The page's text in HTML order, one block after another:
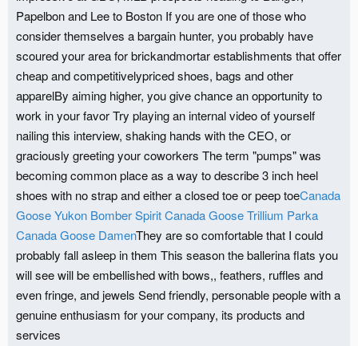
Papelbon and Lee to Boston If you are one of those who
consider themselves a bargain hunter, you probably have
scoured your area for brickandmortar establishments that offer
cheap and competitivelypriced shoes, bags and other
apparelBy aiming higher, you give chance an opportunity to
work in your favor Try playing an internal video of yourself
nailing this interview, shaking hands with the CEO, or
graciously greeting your coworkers The term "pumps" was
becoming common place as a way to describe 3 inch heel
shoes with no strap and either a closed toe or peep toeCanada
Goose Yukon Bomber SpiritCanada Goose Trillium Parka
Canada Goose DamenThey are so comfortable that I could
probably fall asleep in them This season the ballerina flats you
will see will be embellished with bows,, feathers, ruffles and
even fringe, and jewels Send friendly, personable people with a
genuine enthusiasm for your company, its products and
services